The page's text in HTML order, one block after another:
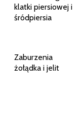
klatki piersiowej i
śródpiersia
Zaburzenia
żołądka i jelit